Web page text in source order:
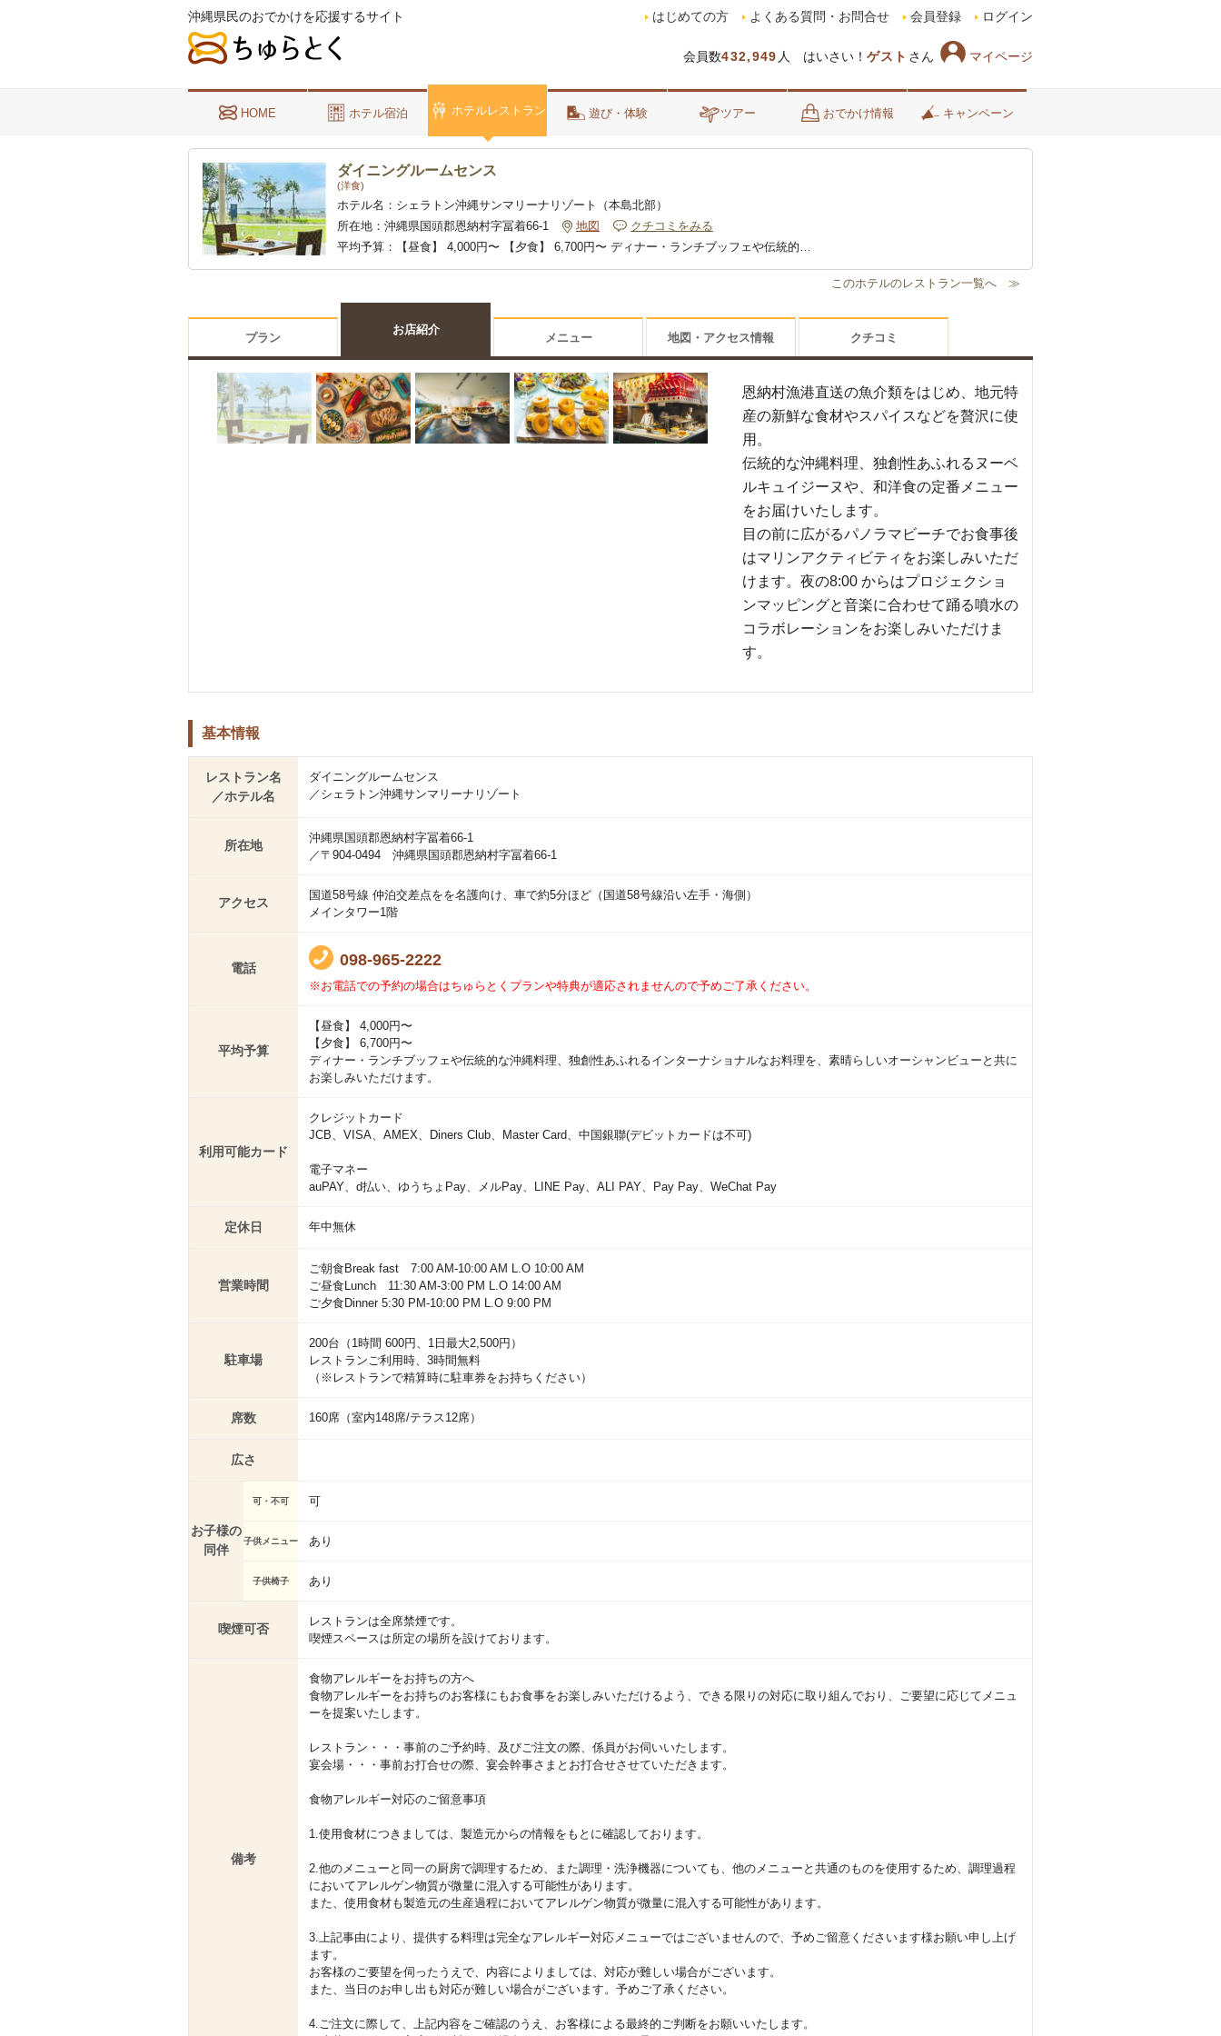
沖縄県民のおでかけを応援するサイト
会員数432,949 人 はいさい！ ゲスト さん マイページ
はじめての方 よくある質問・お問合せ 会員登録 ログイン
HOME ホテル宿泊 ホテルレストラン 遊び・体験 ツアー おでかけ情報 キャンペーン
ダイニングルームセンス
(洋食)
ホテル名： シェラトン沖縄サンマリーナリゾート（本島北部）
所在地： 沖縄県国頭郡恩納村字冨着66-1 地図
クチコミをみる
平均予算：
【昼食】 4,000円〜 【夕食】 6,700円〜 ディナー・ランチブッフェや伝統的な
プラン
お店紹介
メニュー 地図・アクセス情報
クチコミ
オーシャンフロントの開放的な店内
恩納村漁港直送の魚介類をはじめ、地元特
産の新鮮な食材やスパイスなどを贅沢に使
用。
伝統的な沖縄料理、独創性あふれるヌーベ
ルキュイジーヌや、和洋食の定番メニュー
をお届けいたします。
目の前に広がるパノラマビーチでお食事後
はマリンアクティビティをお楽しみいただ
けます。夜の8:00 からはプロジェクショ
ンマッピングと音楽に合わせて踊る噴水の
コラボレーションをお楽しみいただけま
す。
基本情報
レストラン名
／ホテル名
ダイニングルームセンス
／シェラトン沖縄サンマリーナリゾート
所在地
沖縄県国頭郡恩納村字冨着66-1
／〒904-0494 沖縄県国頭郡恩納村字冨着66-1
アクセス
国道58号線 仲泊交差点をを名護向け、車で約5分ほど（国道58号線沿い左手・海側）
メインタワー1階
電話 098-965-2222
※お電話での予約の場合はちゅらとくプランや特典が適応されませんので予めご了承ください。
平均予算
【昼食】 4,000円〜
【夕食】 6,700円〜
ディナー・ランチブッフェや伝統的な沖縄料理、独創性あふれるインターナショナルなお料理を、素晴らしいオーシャンビューと共に
お楽しみいただけます。
利用可能カード
クレジットカード
JCB、VISA、AMEX、Diners Club、Master Card、中国銀聯(デビットカードは不可)
電子マネー
auPAY、d払い、ゆうちょPay、メルPay、LINE Pay、ALI PAY、Pay Pay、WeChat Pay
定休日 年中無休
営業時間
ご朝食Break fast 7:00 AM-10:00 AM L.O 10:00 AM
ご昼食Lunch 11:30 AM-3:00 PM L.O 14:00 AM
ご夕食Dinner 5:30 PM-10:00 PM L.O 9:00 PM
駐車場
200台（1時間 600円、1日最大2,500円）
レストランご利用時、3時間無料
（※レストランで精算時に駐車券をお持ちください）
席数 160席（室内148席/テラス12席）
広さ
お子様の
同伴
可・不可 可
子供メニュー あり
子供椅子 あり
喫煙可否
レストランは全席禁煙です。
喫煙スペースは所定の場所を設けております。
備考
食物アレルギーをお持ちの方へ
食物アレルギーをお持ちのお客様にもお食事をお楽しみいただけるよう、できる限りの対応に取り組んでおり、ご要望に応じてメニュ
ーを提案いたします。
レストラン・・・事前のご予約時、及びご注文の際、係員がお伺いいたします。
宴会場・・・事前お打合せの際、宴会幹事さまとお打合せさせていただきます。
食物アレルギー対応のご留意事項
1.使用食材につきましては、製造元からの情報をもとに確認しております。
2.他のメニューと同一の厨房で調理するため、また調理・洗浄機器についても、他のメニューと共通のものを使用するため、調理過程
においてアレルゲン物質が微量に混入する可能性があります。
また、使用食材も製造元の生産過程においてアレルゲン物質が微量に混入する可能性があります。
3.上記事由により、提供する料理は完全なアレルギー対応メニューではございませんので、予めご留意くださいます様お願い申し上げ
ます。
お客様のご要望を伺ったうえで、内容によりましては、対応が難しい場合がございます。
また、当日のお申し出も対応が難しい場合がございます。予めご了承ください。
4.ご注文に際して、上記内容をご確認のうえ、お客様による最終的ご判断をお願いいたします。